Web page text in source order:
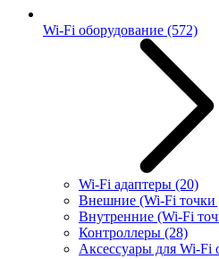
Wi-Fi оборудование (572)
Wi-Fi адаптеры (20)
Внешние (Wi-Fi точки
Внутренние (Wi-Fi
Контроллеры (28)
Аксессуары для Wi-Fi